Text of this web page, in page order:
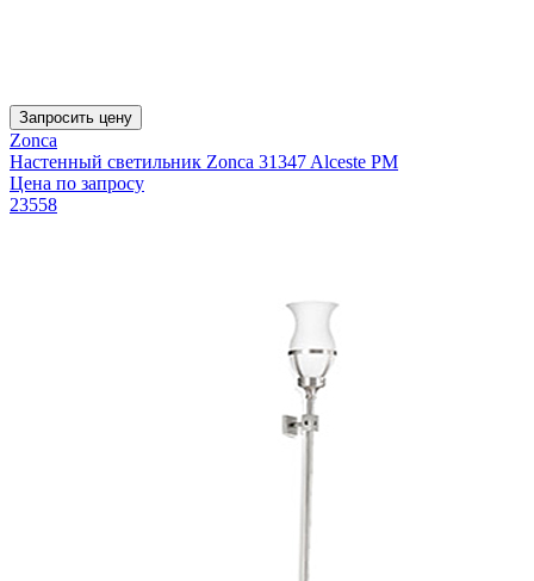
Запросить цену
Zonca
Настенный светильник Zonca 31347 Alceste PM
Цена по запросу
23558